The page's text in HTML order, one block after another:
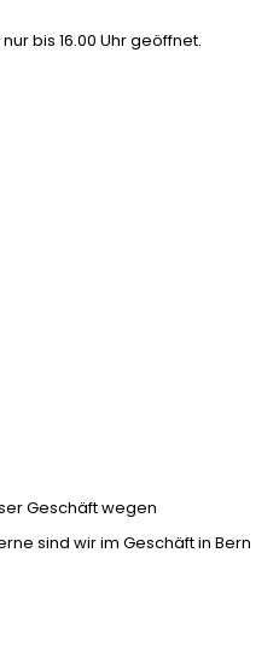
bis 16.00 Uhr geöffnet.
Geschäft wegen
sind wir im Geschäft in Bern